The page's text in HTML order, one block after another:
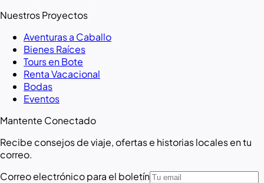
Nuestros Proyectos
Aventuras a Caballo
Bienes Raíces
Tours en Bote
Renta Vacacional
Bodas
Eventos
Mantente Conectado
Recibe consejos de viaje, ofertas e historias locales en tu
correo.
Correo electrónico para el boletín